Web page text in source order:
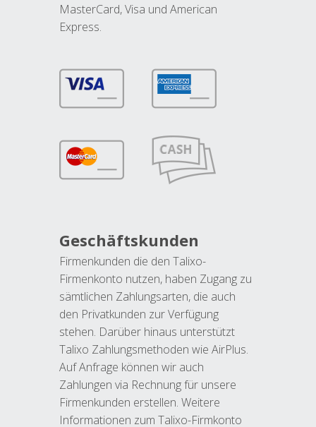
MasterCard, Visa und American
Express.
Geschäftskunden
Firmenkunden die den Talixo-
Firmenkonto nutzen, haben Zugang zu
sämtlichen Zahlungsarten, die auch
den Privatkunden zur Verfügung
stehen. Darüber hinaus unterstützt
Talixo Zahlungsmethoden wie AirPlus.
Auf Anfrage können wir auch
Zahlungen via Rechnung für unsere
Firmenkunden erstellen. Weitere
Informationen zum Talixo-Firmkonto